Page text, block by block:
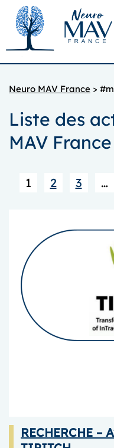
Aller
contenu
Neuro MAV France >
Liste des
MAV France
1 2 3 …
RECHERCHE